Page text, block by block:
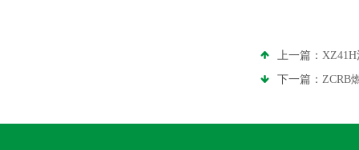
上一篇：
下一篇： ZCRB